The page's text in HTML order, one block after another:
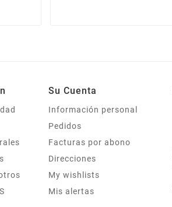
Su Cuenta
Información personal
Pedidos
Facturas por abono
Direcciones
My wishlists
Mis alertas